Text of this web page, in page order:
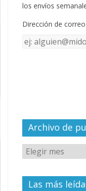
o
k e
los envíos
Dirección de correo
Dirección
Archivo de
Las más